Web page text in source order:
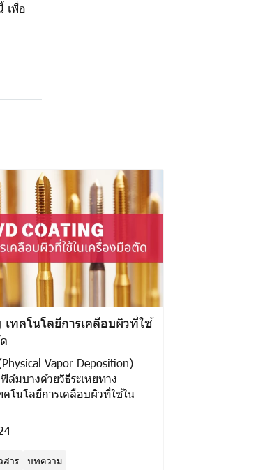
เพื่อ
เทคโนโลยีการเคลือบผิวที่ใช้
Vapor Deposition)
ล์มบางด้วยวิธีระเหยทาง
คโนโลยีการเคลือบผิวที่ใช้ใน
าร บทความ